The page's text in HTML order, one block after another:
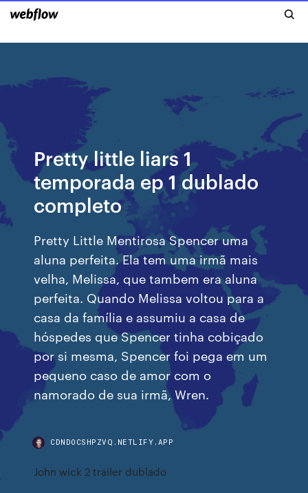
Pretty little liars 1
temporada ep 1 dublado
completo
Pretty Little Mentirosa Spencer uma
aluna perfeita. Ela tem uma irmã mais
velha, Melissa, que tambem era aluna
perfeita. Quando Melissa voltou para a
casa da família e assumiu a casa de
hóspedes que Spencer tinha cobiçado
por si mesma, Spencer foi pega em um
pequeno caso de amor com o
namorado de sua irmã, Wren.
CDNDOCSHPZVQ.NETLIFY.APP
John wick 2 trailer dublado